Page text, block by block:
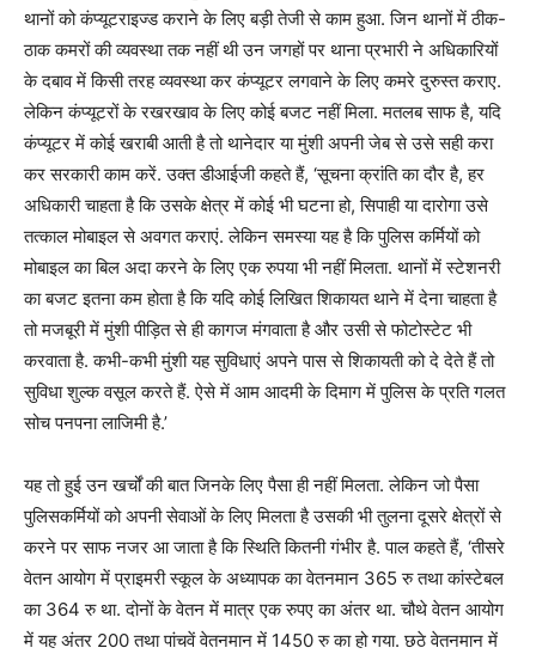
थानों को कंप्यूटराइज्ड कराने के लिए बड़ी तेजी से काम हुआ. जिन थानों में ठीक-
ठाक कमरों की व्यवस्था तक नहीं थी उन जगहों पर थाना प्रभारी ने अधिकारियों
के दबाव में किसी तरह व्यवस्था कर कंप्यूटर लगवाने के लिए कमरे दुरुस्त कराए.
लेकिन कंप्यूटरों के रखरखाव के लिए कोई बजट नहीं मिला. मतलब साफ है, यदि
कंप्यूटर में कोई खराबी आती है तो थानेदार या मुंशी अपनी जेब से उसे सही करा
कर सरकारी काम करें. उक्त डीआईजी कहते हैं, ‘सूचना क्रांति का दौर है, हर
अधिकारी चाहता है कि उसके क्षेत्र में कोई भी घटना हो, सिपाही या दारोगा उसे
तत्काल मोबाइल से अवगत कराएं. लेकिन समस्या यह है कि पुलिस कर्मियों को
मोबाइल का बिल अदा करने के लिए एक रुपया भी नहीं मिलता. थानों में स्टेशनरी
का बजट इतना कम होता है कि यदि कोई लिखित शिकायत थाने में देना चाहता है
तो मजबूरी में मुंशी पीड़ित से ही कागज मंगवाता है और उसी से फोटोस्टेट भी
करवाता है. कभी-कभी मुंशी यह सुविधाएं अपने पास से शिकायती को दे देते हैं तो
सुविधा शुल्क वसूल करते हैं. ऐसे में आम आदमी के दिमाग में पुलिस के प्रति गलत
सोच पनपना लाजिमी है.’
यह तो हुई उन खर्चों की बात जिनके लिए पैसा ही नहीं मिलता. लेकिन जो पैसा
पुलिसकर्मियों को अपनी सेवाओं के लिए मिलता है उसकी भी तुलना दूसरे क्षेत्रों से
करने पर साफ नजर आ जाता है कि स्थिति कितनी गंभीर है. पाल कहते हैं, ‘तीसरे
वेतन आयोग में प्राइमरी स्कूल के अध्यापक का वेतनमान 365 रु तथा कांस्टेबल
का 364 रु था. दोनों के वेतन में मात्र एक रुपए का अंतर था. चौथे वेतन आयोग
में यह अंतर 200 तथा पांचवें वेतनमान में 1450 रु का हो गया. छठे वेतनमान में